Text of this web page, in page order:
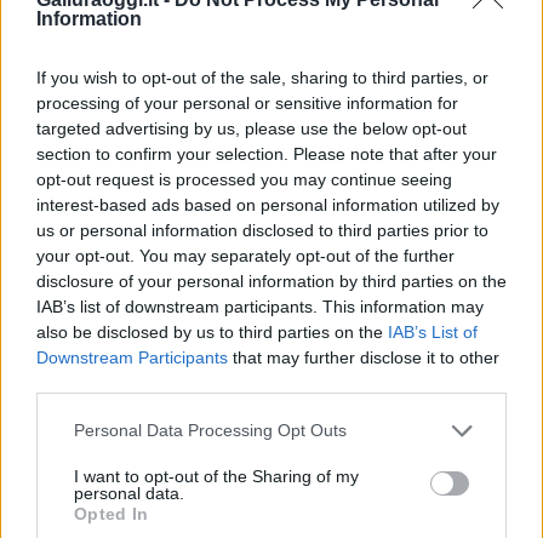
Information
If you wish to opt-out of the sale, sharing to third parties, or
processing of your personal or sensitive information for
targeted advertising by us, please use the below opt-out
section to confirm your selection. Please note that after your
opt-out request is processed you may continue seeing
interest-based ads based on personal information utilized by
us or personal information disclosed to third parties prior to
your opt-out. You may separately opt-out of the further
disclosure of your personal information by third parties on the
IAB’s list of downstream participants. This information may
also be disclosed by us to third parties on the IAB’s List of
Downstream Participants that may further disclose it to other
Please note that this website/app uses one or more Google
not limited to your visit or usage behaviour. You may click to
grant or deny consent to Google and its third-party tags to
use your data for below specified purposes in below Google
Personal Data Processing Opt Outs
I want to opt-out of the Sharing of my
personal data.
Opted In
Inviaci le tue segnalazioni,
i tuoi video e le tue foto
Su WhatsApp al numero +39
345 356 7512
Notizie in tempo reale?
Entra nel canale telegram di
GalluraOggi.it